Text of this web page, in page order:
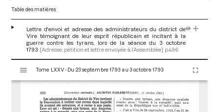
Table des matières
Lettre d'envoi et adresse des administrateurs du district de
Vire témoignant de leur esprit républicain et incitant à la
guerre contre les tyrans, lors de la séance du 3 octobre
1793 [Adresse, pétition et lettre envoyée à l’Assemblée] p.496
s
Tome LXXV - Du 23 septembre 1793 au 3 octobre 1793